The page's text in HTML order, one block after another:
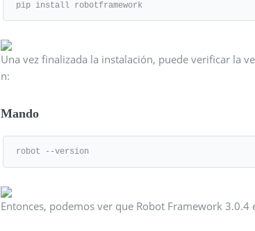
pip install robotframework
Una vez finalizada la instalación, puede verificar la
n:
Mando
robot --version
Entonces, podemos ver que Robot Framework 3.0.4